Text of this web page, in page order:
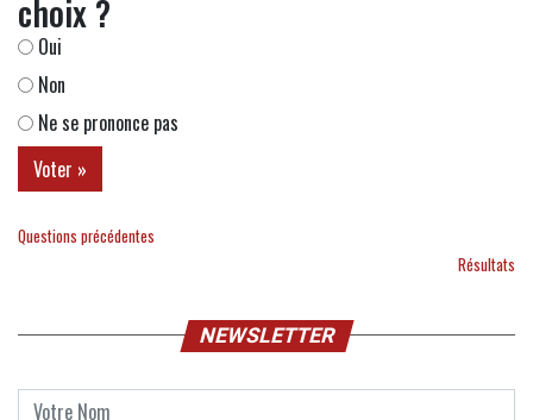
choix ?
Oui
Non
Ne se prononce pas
Questions précédentes
Résultats
NEWSLETTER